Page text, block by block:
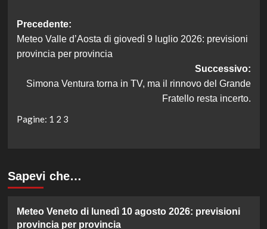
Navigazione
articolo
Precedente:
Meteo Valle d’Aosta di giovedì 9 luglio 2026: previsioni
provincia per provincia
Successivo:
Simona Ventura torna in TV, ma il rinnovo del Grande
Fratello resta incerto.
Pagine: 1 2 3
Sapevi che…
Meteo Veneto di lunedì 10 agosto 2026: previsioni
provincia per provincia